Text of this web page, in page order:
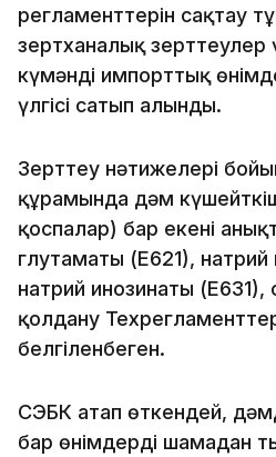
регламенттерін сақтау
зертханалық зерттеулер
күмәнді импорттық
үлгісі сатып алынды.
Зерттеу нәтижелері
құрамында дәм
қоспалар) бар екені
глутаматы (Е621),
натрий инозинаты (Е631),
қолдану
белгіленбеген.
СЭБК атап өткендей,
бар өнімдерді шамадан